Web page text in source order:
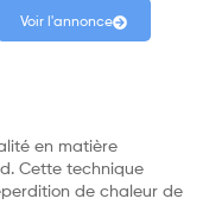
Voir l'annonce
en matière
Cette technique
de chaleur de